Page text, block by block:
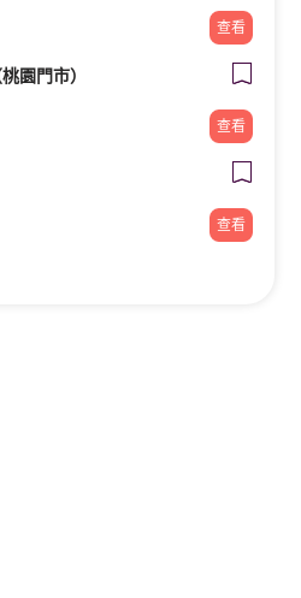
查看
園門市）
查看
查看